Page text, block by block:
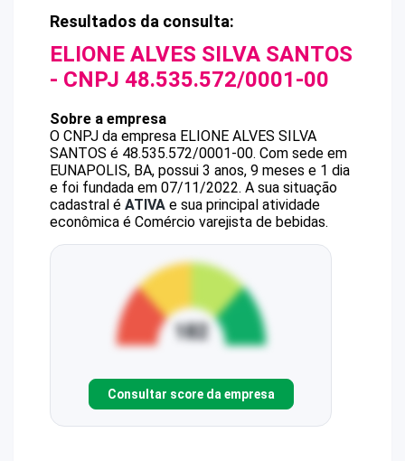
Resultados da consulta:
ELIONE ALVES SILVA SANTOS
- CNPJ 48.535.572/0001-00
Sobre a empresa
O CNPJ da empresa ELIONE ALVES SILVA
SANTOS é 48.535.572/0001-00. Com sede em
EUNAPOLIS, BA, possui 3 anos, 9 meses e 1 dia
e foi fundada em 07/11/2022. A sua situação
cadastral é ATIVA e sua principal atividade
econômica é Comércio varejista de bebidas.
Consultar score da empresa